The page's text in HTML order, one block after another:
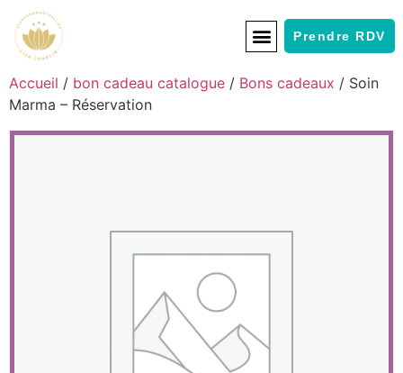
Prendre RDV
Accueil / bon cadeau catalogue / Bons cadeaux / Soin
Marma – Réservation